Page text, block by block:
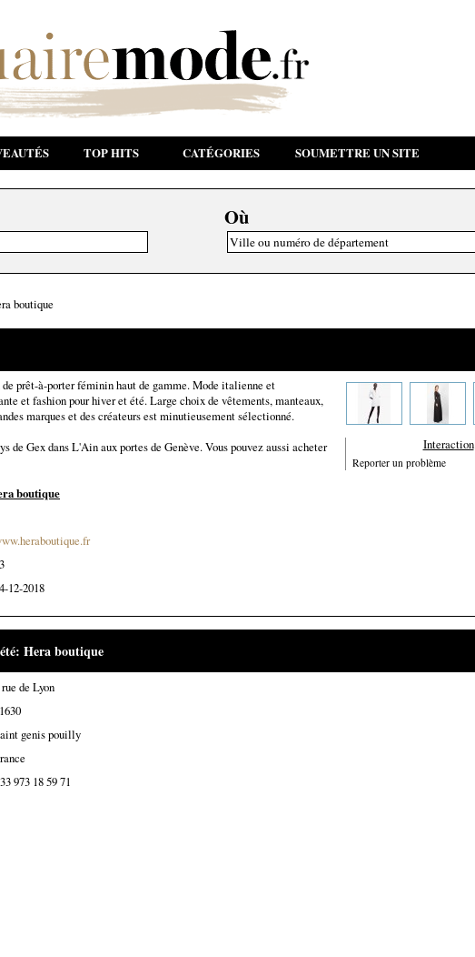
TOP HITS CATÉGORIES SOUMETTRE UN SITE
Où
boutique
prêt-à-porter féminin haut de gamme. Mode italienne et
et fashion pour hiver et été. Large choix de vêtements, manteaux,
marques et des créateurs est minutieusement sélectionné.
de Gex dans L'Ain aux portes de Genève. Vous pouvez aussi acheter
boutique
12-2018
Interaction
Reporter un problème
Hera boutique
rue de Lyon
genis pouilly
973 18 59 71